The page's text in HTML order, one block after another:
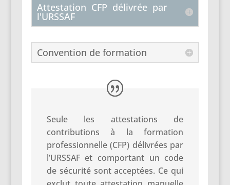
Attestation CFP délivrée par
l'URSSAF
Convention de formation
Seule les attestations de
contributions à la formation
professionnelle (CFP) délivrées par
l’URSSAF et comportant un code
de sécurité sont acceptées. Ce qui